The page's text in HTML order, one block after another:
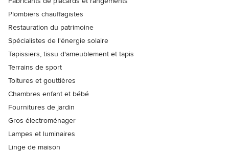
Plombiers chauffagistes
Restauration du patrimoine
Spécialistes de l'énergie solaire
Tapissiers, tissu d'ameublement et tapis
Terrains de sport
Toitures et gouttières
Chambres enfant et bébé
Fournitures de jardin
Gros électroménager
Lampes et luminaires
Linge de maison